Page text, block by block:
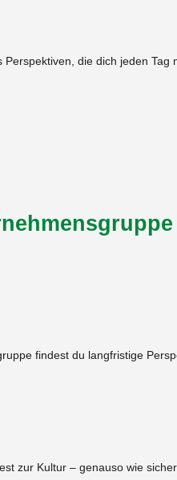
die dich jeden Tag
findest du langfristige
zur Kultur – genauso wie